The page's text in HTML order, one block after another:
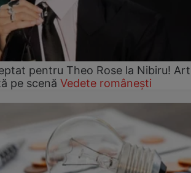
pentru Theo Rose la Nibiru!
pe scenă Vedete românești